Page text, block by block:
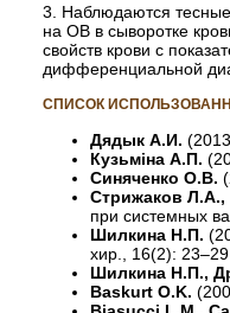
3. Наблюдаются
на ОВ в сыворотке
свойств крови с
дифференциальной
СПИСОК
Дядык А.И.
Кузьміна А.П.
Синяченко О.В.
Стрижаков
при системных
Шилкина Н.П.
хир., 16(2):
Шилкина Н.П.,
Baskurt O.K.